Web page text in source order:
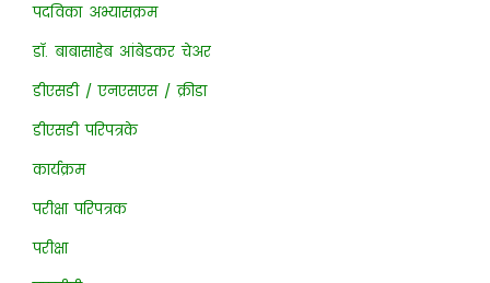
पदविका अभ्यासक्रम
डॉ. बाबासाहेब आंबेडकर चेअर
डीएसडी / एनएसएस / क्रीडा
डीएसडी परिपत्रके
कार्यक्रम
परीक्षा परिपत्रक
परीक्षा